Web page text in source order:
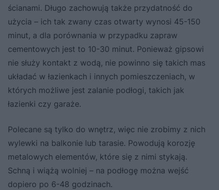
ścianami. Długo zachowują także przydatność do
użycia – ich tak zwany czas otwarty wynosi 45-150
minut, a dla porównania w przypadku zapraw
cementowych jest to 10-30 minut. Ponieważ gipsowi
nie służy kontakt z wodą, nie powinno się takich mas
układać w łazienkach i innych pomieszczeniach, w
których możliwe jest zalanie podłogi, takich jak
łazienki czy garaże.
Polecane są tylko do wnętrz, więc nie zrobimy z nich
wylewki na balkonie lub tarasie. Powodują korozję
metalowych elementów, które się z nimi stykają.
Schną i wiążą wolniej – na podłogę można wejść
dopiero po 6-48 godzinach.